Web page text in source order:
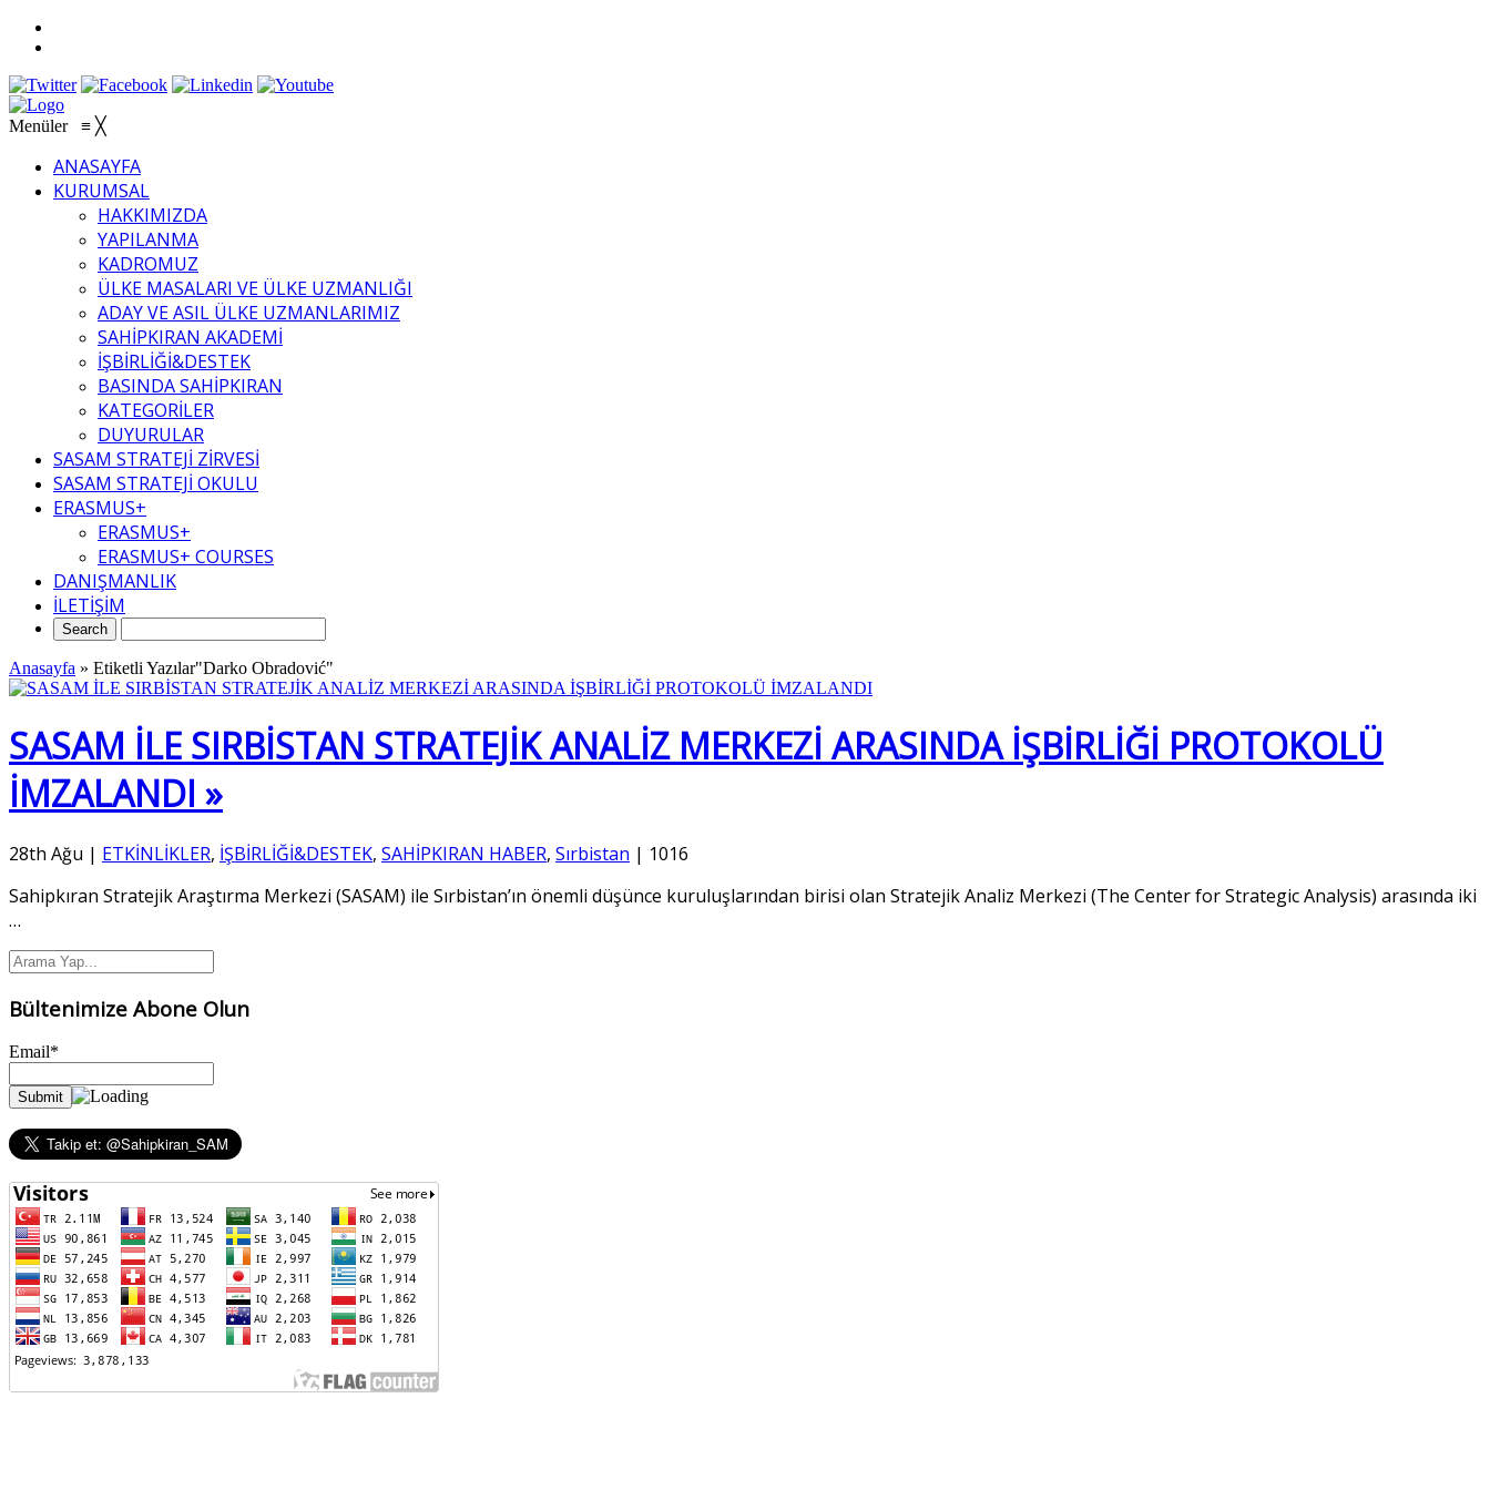
Menüler ≡ ╳
ANASAYFA
KURUMSAL
HAKKIMIZDA
YAPILANMA
KADROMUZ
ÜLKE MASALARI VE ÜLKE UZMANLIĞI
ADAY VE ASIL ÜLKE UZMANLARIMIZ
SAHİPKIRAN AKADEMİ
İŞBİRLİĞİ&DESTEK
BASINDA SAHİPKIRAN
KATEGORİLER
DUYURULAR
SASAM STRATEJİ ZİRVESİ
SASAM STRATEJİ OKULU
ERASMUS+
ERASMUS+
ERASMUS+ COURSES
DANIŞMANLIK
İLETİŞİM
Anasayfa » Etiketli Yazılar"Darko Obradović"
SASAM İLE SIRBİSTAN STRATEJİK ANALİZ MERKEZİ ARASINDA İŞBİRLİĞİ PROTOKOLÜ
İMZALANDI »
28th Ağu | ETKİNLİKLER, İŞBİRLİĞİ&DESTEK, SAHİPKIRAN HABER, Sırbistan | 1016
Sahipkıran Stratejik Araştırma Merkezi (SASAM) ile Sırbistan’ın önemli düşünce kuruluşlarından birisi olan Stratejik Analiz Merkezi (The Center for Strategic Analysis) arasında iki
…
Bültenimize Abone Olun
Email*